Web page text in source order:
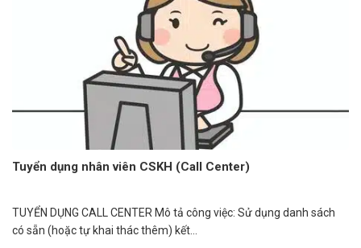
Tuyển dụng nhân viên CSKH (Call Center)
TUYỂN DỤNG CALL CENTER Mô tả công việc: Sử dụng danh sách
có sẵn (hoặc tự khai thác thêm) kết...